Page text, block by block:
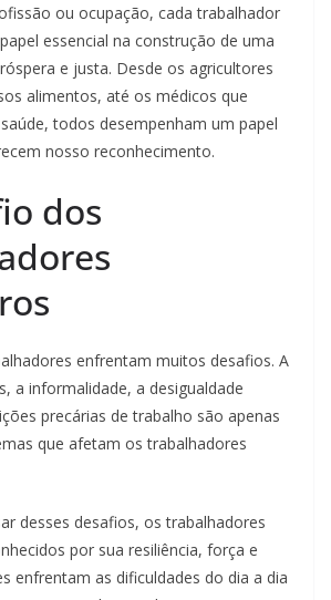
ou ocupação, cada trabalhador
essencial na construção de uma
e justa. Desde os agricultores
alimentos, até os médicos que
todos desempenham um papel
nosso reconhecimento.
dos
enfrentam muitos desafios. A
a informalidade, a desigualdade
precárias de trabalho são apenas
que afetam os trabalhadores
desses desafios, os trabalhadores
por sua resiliência, força e
enfrentam as dificuldades do dia a dia